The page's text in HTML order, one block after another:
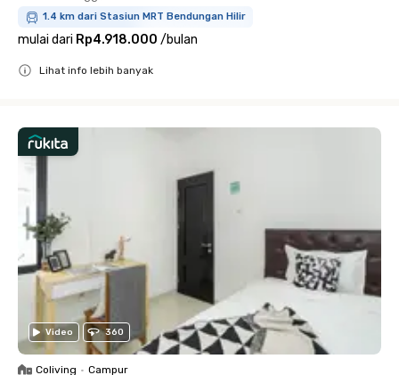
1.4 km dari Stasiun MRT Bendungan Hilir
mulai dari Rp4.918.000 /bulan
Lihat info lebih banyak
Video 360
Coliving • Campur